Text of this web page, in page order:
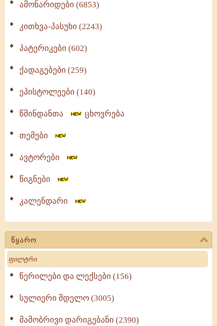
ამონარიდები (6853)
კითხვა-პასუხი (2243)
პატერიკები (602)
ქადაგებები (259)
ეპისტოლეები (140)
წმინდანთა ცხოვრება
თემები
ავტორები
წიგნები
კალენდარი
წყარო
Search
წერილები და ლექსები (156)
სულიერი მდელო (3005)
მამობრივი დარიგებანი (2390)